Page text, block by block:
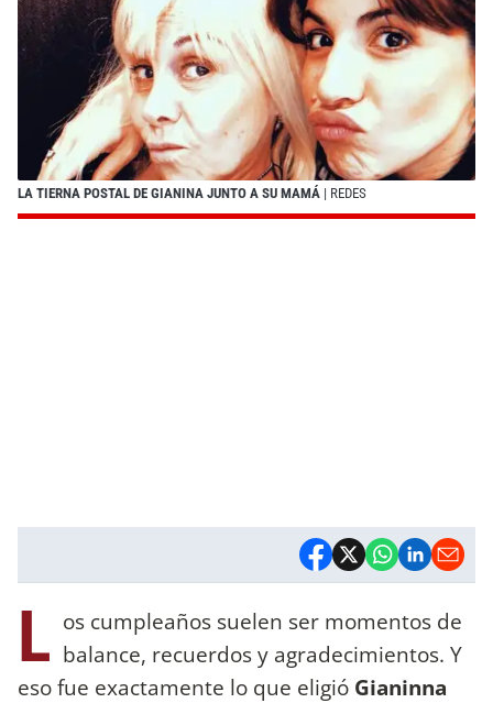
LA TIERNA POSTAL DE GIANINA JUNTO A SU MAMÁ | REDES
L os cumpleaños suelen ser momentos de
balance, recuerdos y agradecimientos. Y
eso fue exactamente lo que eligió Gianinna